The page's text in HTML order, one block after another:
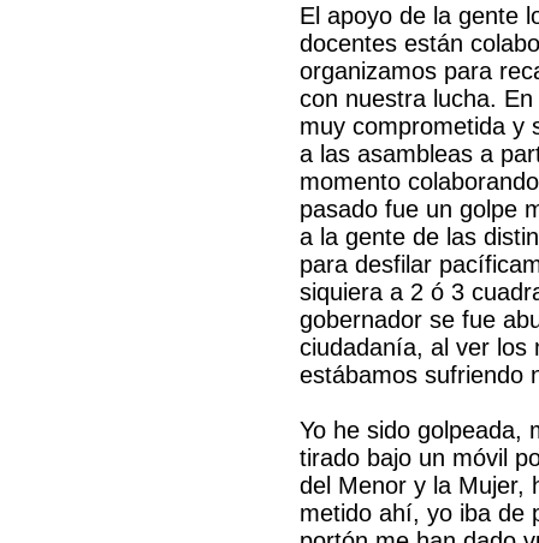
El apoyo de la gente
docentes están
organizamos para
con nuestra lucha.
muy comprometida y
a las asambleas a
momento
pasado fue un golpe
a la gente de las
para desfilar
siquiera a 2 ó 3
gobernador se fue
ciudadanía, al ver los
estábamos sufriendo
Yo he sido golpeada,
tirado bajo un móvil
del Menor y la Mujer,
metido ahí, yo iba de